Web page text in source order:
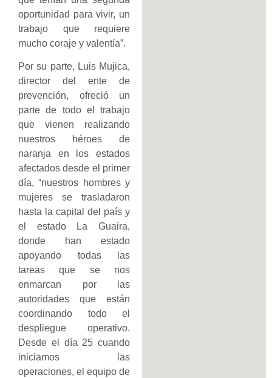
oportunidad para vivir, un
trabajo que requiere
mucho coraje y valentía”.
Por su parte, Luis Mujica,
director del ente de
prevención, ofreció un
parte de todo el trabajo
que vienen realizando
nuestros héroes de
naranja en los estados
afectados desde el primer
día, “nuestros hombres y
mujeres se trasladaron
hasta la capital del país y
el estado La Guaira,
donde han estado
apoyando todas las
tareas que se nos
enmarcan por las
autoridades que están
coordinando todo el
despliegue operativo.
Desde el día 25 cuando
iniciamos las
operaciones, el equipo de